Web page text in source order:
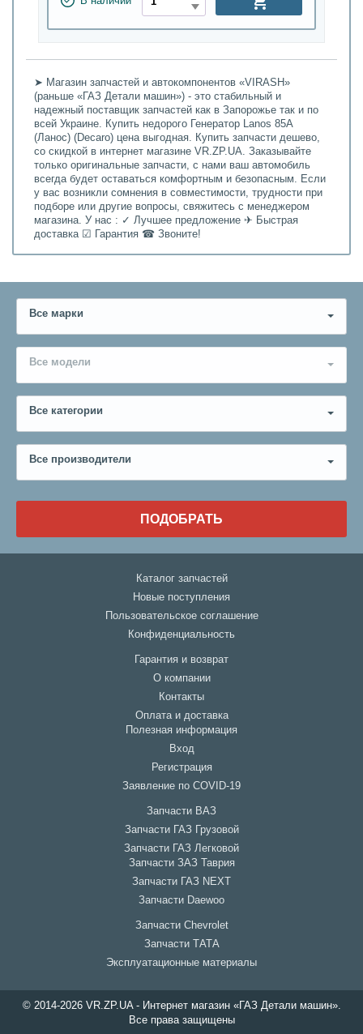
➤ Магазин запчастей и автокомпонентов «VIRASH»
(раньше «ГАЗ Детали машин») - это стабильный и
надежный поставщик запчастей как в Запорожье так и по
всей Украине. Купить недорого Генератор Lanos 85A
(Ланос) (Decaro) цена выгодная. Купить запчасти дешево,
со скидкой в интернет магазине VR.ZP.UA. Заказывайте
только оригинальные запчасти, с нами ваш автомобиль
всегда будет оставаться комфортным и безопасным. Если
у вас возникли сомнения в совместимости, трудности при
подборе или другие вопросы, свяжитесь с менеджером
магазина. У нас : ✓ Лучшее предложение ✈ Быстрая
доставка ☑ Гарантия ☎ Звоните!
Все марки
Все модели
Все категории
Все производители
ПОДОБРАТЬ
Каталог запчастей
Новые поступления
Пользовательское соглашение
Конфиденциальность
Гарантия и возврат
О компании
Контакты
Оплата и доставка
Полезная информация
Вход
Регистрация
Заявление по COVID-19
Запчасти ВАЗ
Запчасти ГАЗ Грузовой
Запчасти ГАЗ Легковой
Запчасти ЗАЗ Таврия
Запчасти ГАЗ NEXT
Запчасти Daewoo
Запчасти Chevrolet
Запчасти ТАТА
Эксплуатационные материалы
© 2014-2026 VR.ZP.UA - Интернет магазин «ГАЗ Детали машин».
Все права защищены